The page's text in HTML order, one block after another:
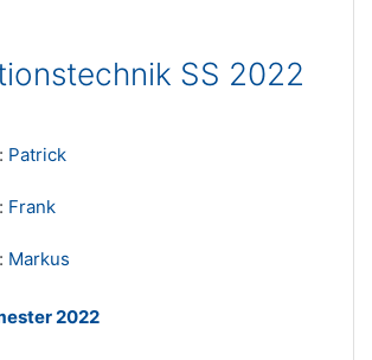
SS 2022
Patrick
Frank
Markus
2022